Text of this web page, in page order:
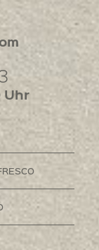
Uhr